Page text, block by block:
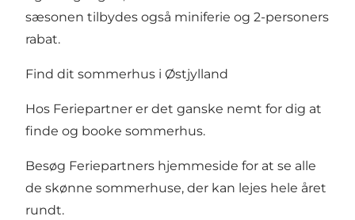
sæsonen tilbydes også miniferie og 2-personers
rabat.
Find dit sommerhus i Østjylland
Hos Feriepartner er det ganske nemt for dig at
finde og booke sommerhus.
Besøg Feriepartners hjemmeside for at se alle
de skønne sommerhuse, der kan lejes hele året
rundt.